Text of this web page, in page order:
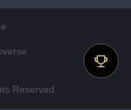
Reserved.